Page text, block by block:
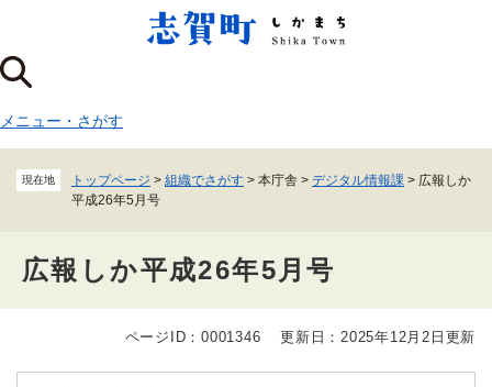
ジ
の
頭
で
メニューを飛ばして本文へ
メニュー ・ さがす
現在地 トップページ > 組織でさがす > 本庁舎 > デジタル情報課 > 広報しか
平成26年5月号
広報しか平成26年5月号
文
ページID：0001346 更新日：2025年12月2日更新